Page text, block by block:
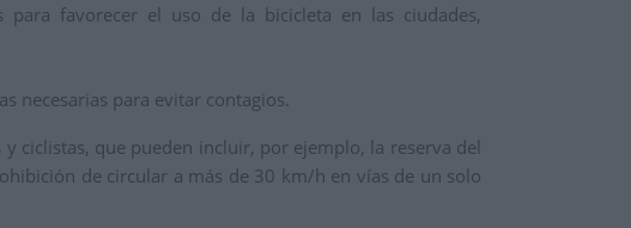
favorecer el uso de la bicicleta en las ciudades,
necesarias para evitar contagios.
ciclistas, que pueden incluir, por ejemplo, la reserva del
de circular a más de 30 km/h en vías de un solo